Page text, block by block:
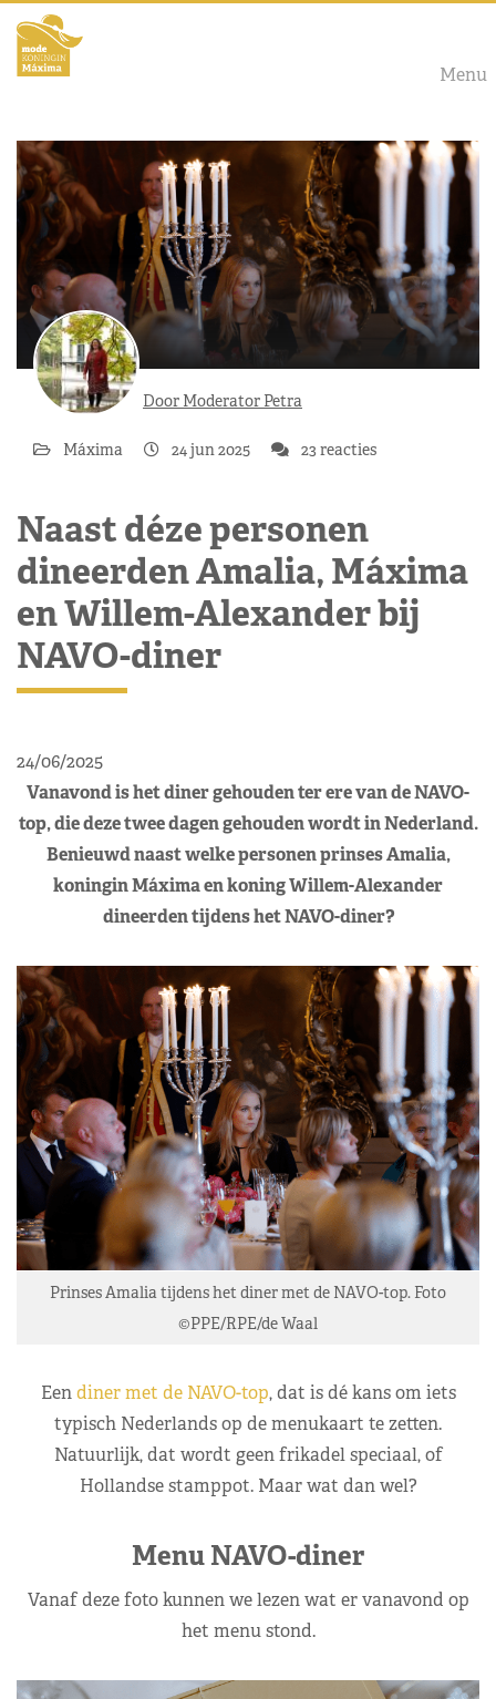
Menu
Door Moderator Petra
Máxima 24 jun 2025 23 reacties
Naast déze personen
dineerden Amalia, Máxima
en Willem-Alexander bij
NAVO-diner
24/06/2025
Vanavond is het diner gehouden ter ere van de NAVO-
top, die deze twee dagen gehouden wordt in Nederland.
Benieuwd naast welke personen prinses Amalia,
koningin Máxima en koning Willem-Alexander
dineerden tijdens het NAVO-diner?
Prinses Amalia tijdens het diner met de NAVO-top. Foto
©PPE/RPE/de Waal
Eendiner met de NAVO-top, dat is dé kans om iets
typisch Nederlands op de menukaart te zetten.
Natuurlijk, dat wordt geen frikadel speciaal, of
Hollandse stamppot. Maar wat dan wel?
Menu NAVO-diner
Vanaf deze foto kunnen we lezen wat er vanavond op
het menu stond.